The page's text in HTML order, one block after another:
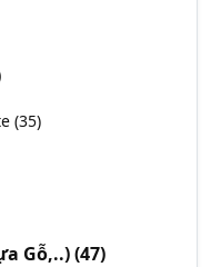
(35)
Gỗ,..)(47)